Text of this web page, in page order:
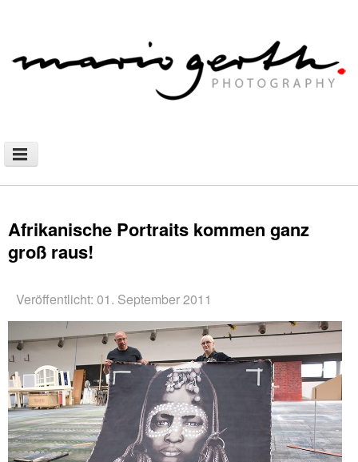
PHOTOGRAPHY
AFRICAN NOMADS
SHOP
WALLHANGING
PRINTS
ABOUT
PRESS
CONTACT
Afrikanische Portraits kommen ganz
groß raus!
Veröffentlicht: 01. September 2011